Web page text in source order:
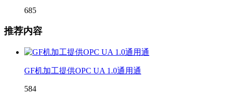
685
推荐内容
GF机加工提供OPC UA 1.0通用通
584